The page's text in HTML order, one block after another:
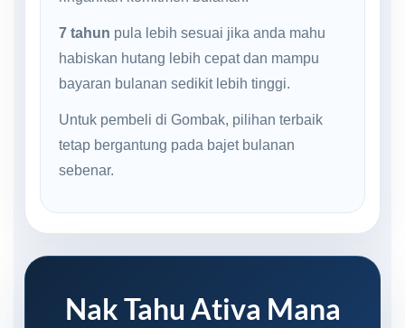
7 tahun pula lebih sesuai jika anda mahu
habiskan hutang lebih cepat dan mampu
bayaran bulanan sedikit lebih tinggi.
Untuk pembeli di Gombak, pilihan terbaik
tetap bergantung pada bajet bulanan
sebenar.
Nak Tahu Ativa Mana